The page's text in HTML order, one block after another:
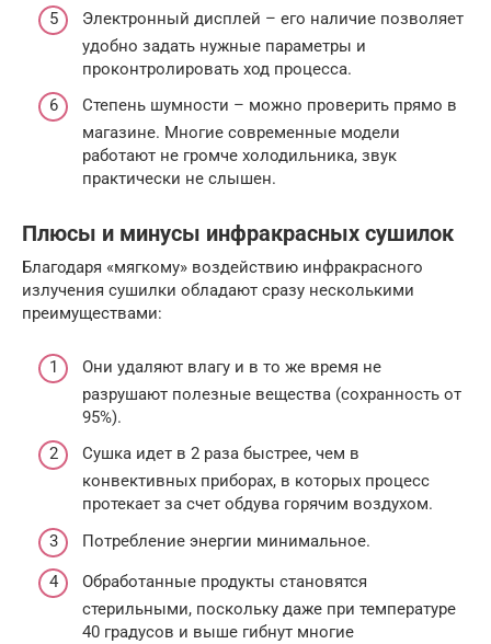
Электронный дисплей – его наличие позволяет
удобно задать нужные параметры и
проконтролировать ход процесса.
Степень шумности – можно проверить прямо в
магазине. Многие современные модели
работают не громче холодильника, звук
практически не слышен.
Плюсы и минусы инфракрасных сушилок
Благодаря «мягкому» воздействию инфракрасного
излучения сушилки обладают сразу несколькими
преимуществами:
Они удаляют влагу и в то же время не
разрушают полезные вещества (сохранность от
95%).
Сушка идет в 2 раза быстрее, чем в
конвективных приборах, в которых процесс
протекает за счет обдува горячим воздухом.
Потребление энергии минимальное.
Обработанные продукты становятся
стерильными, поскольку даже при температуре
40 градусов и выше гибнут многие